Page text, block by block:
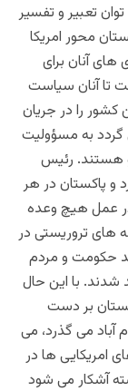
تعبیر و تفسیر
محور امریکا
های آنان برای
تا آنان سیاست
کشور را در جریان
گردد به مسؤولیت
هستند. رئیس
سفر کرد و پاکستان در هر
عمل هیچ وعده
های تروریستی در
حکومت و مردم
شدند. با این حال
بر دست
آباد می گذرد، می
امریکایی ها در
در ۲۰ سال گذشته آشکار می شود